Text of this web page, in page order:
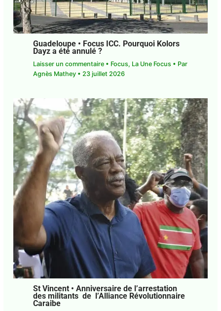
Guadeloupe • Focus ICC. Pourquoi Kolors
Dayz a été annulé ?
Laisser un commentaire • Focus, La Une Focus•
ParAgnès Mathey•23 juillet 2026
St Vincent • Anniversaire de l’arrestation
des militants de l’Alliance
Révolutionnaire Caraibe
1 commentaire